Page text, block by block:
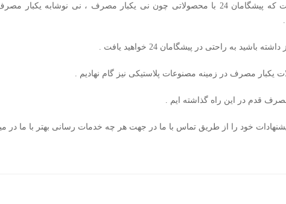
آسان نوش یکی از برندهایی است که پیشگامان 24 با محصولاتی چون نی یکبار
به راحتی در پیشگامان 24 خواهید یافت .
مصرف در زمینه مصنوعات پلاستیکی نیز گام نهادیم .
قدم در این راه گذاشته ایم .
خود را از طریق تماس با ما در جهت هر چه خدمات رسانی بهتر با ما در